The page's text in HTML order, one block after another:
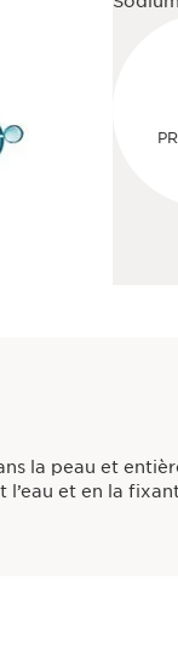
la peau et
et en la